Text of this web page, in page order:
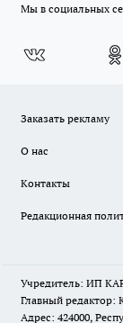
Мы в социальных
Заказать рекламу
О нас
Контакты
Редакционная
Учредитель: ИП
Главный редактор:
Адрес: 424000,